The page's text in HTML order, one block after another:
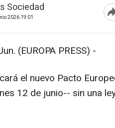
Sociedad
2026 19:01
(EUROPA PRESS) -
el nuevo Pacto
12 de junio-- sin una